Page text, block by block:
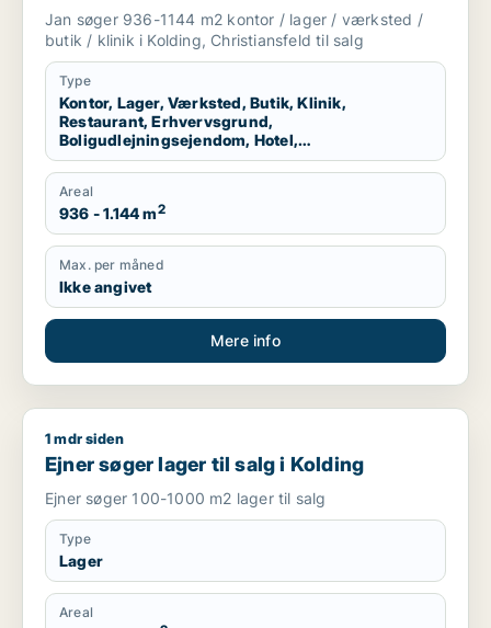
boligudlejningsejendom, hotel,
produktionslokaler eller garage til salg i
Kolding eller Christiansfeld
Jan søger 936-1144 m2 kontor / lager / værksted /
butik / klinik i Kolding, Christiansfeld til salg
Type
Kontor, Lager, Værksted, Butik, Klinik,
Restaurant, Erhvervsgrund,
Boligudlejningsejendom, Hotel,
Produktionslokaler, Garage
Areal
936 - 1.144 m2
Max. per måned
Ikke angivet
Mere info
Ejner søger lager til salg i Kolding
1 mdr siden
Ejner søger lager til salg i Kolding
Ejner søger 100-1000 m2 lager til salg
Type
Lager
Areal